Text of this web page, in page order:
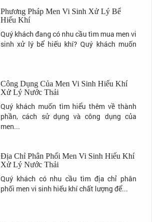
Phương Pháp Men Vi Sinh Xử Lý Bể
Hiếu Khí
Quý khách đang có nhu cầu tìm mua men vi
sinh xử lý bể hiếu khí? Quý khách muốn
Công Dụng Của Men Vi Sinh Hiếu Khí
Xử Lý Nước Thải
Quý khách muốn tìm hiểu thêm về thành
phần, cách sử dụng và công dụng của
men...
Địa Chỉ Phân Phối Men Vi Sinh Hiếu Khí
Xử Lý Nước Thải
Quý khách có nhu cầu tìm địa chỉ phân
phối men vi sinh hiếu khí chất lượng để...